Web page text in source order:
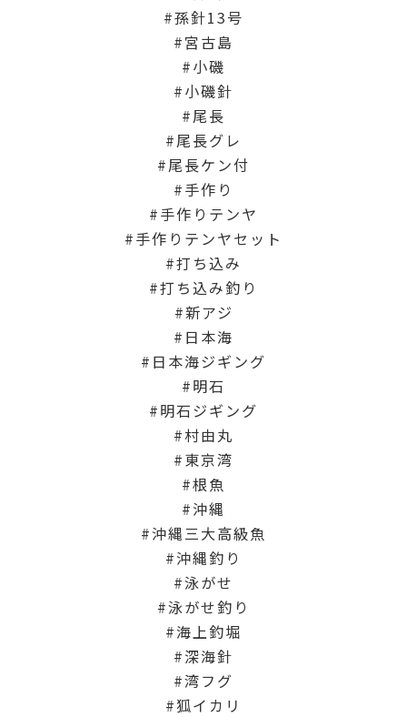
孫針13号
宮古島
小磯
小磯針
尾長
尾長グレ
尾長ケン付
手作り
手作りテンヤ
手作りテンヤセット
打ち込み
打ち込み釣り
新アジ
日本海
日本海ジギング
明石
明石ジギング
村由丸
東京湾
根魚
沖縄
沖縄三大高級魚
沖縄釣り
泳がせ
泳がせ釣り
海上釣堀
深海針
湾フグ
狐イカリ